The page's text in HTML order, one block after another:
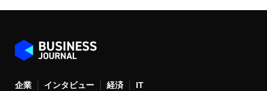
企業 インタビュー 経済 IT